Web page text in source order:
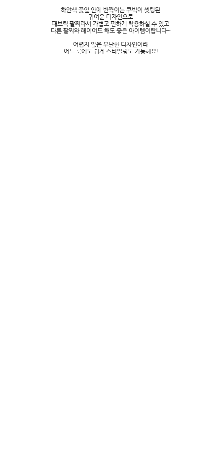
하얀색 꽃잎 안에 반짝이는 큐빅이 셋팅된
귀여운 디자인으로
패브릭 팔찌라서 가볍고 편하게 착용하실 수 있고
다른 팔찌와 레이어드 해도 좋은 아이템이랍니다~
어렵지 않은 무난한 디자인이라
어느 룩에도 쉽게 스타일링도 가능해요!